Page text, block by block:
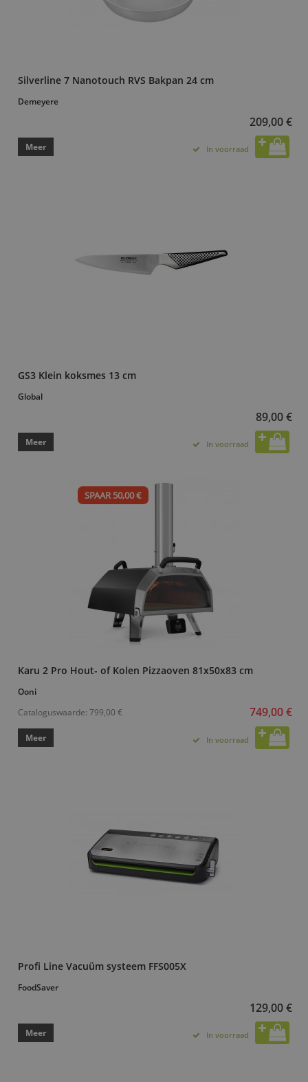
Silverline 7 Nanotouch RVS Bakpan 24 cm
Demeyere
209,00 €
Meer In voorraad
GS3 Klein koksmes 13 cm
Global
89,00 €
Meer In voorraad
SPAAR 50,00 €
Karu 2 Pro Hout- of Kolen Pizzaoven 81x50x83 cm
Ooni
Cataloguswaarde: 799,00 € 749,00 €
Meer In voorraad
Profi Line Vacuüm systeem FFS005X
FoodSaver
129,00 €
Meer In voorraad